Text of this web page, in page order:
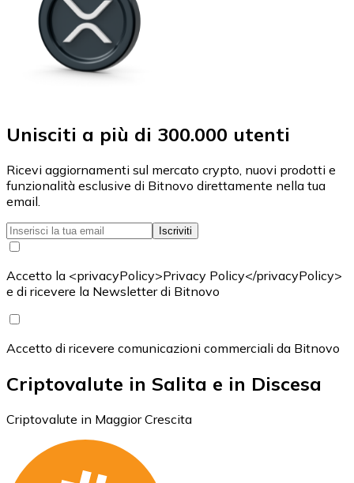
Unisciti a più di 300.000 utenti
Ricevi aggiornamenti sul mercato crypto, nuovi prodotti e
funzionalità esclusive di Bitnovo direttamente nella tua
email.
Iscriviti
Accetto la <privacyPolicy>Privacy Policy</privacyPolicy>
e di ricevere la Newsletter di Bitnovo
Accetto di ricevere comunicazioni commerciali da Bitnovo
Criptovalute in Salita e in Discesa
Criptovalute in Maggior Crescita